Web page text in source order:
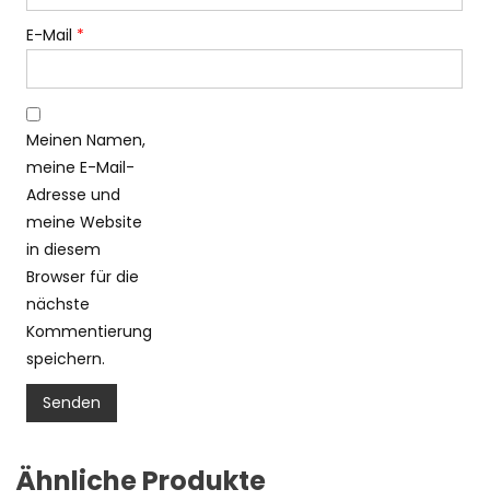
E-Mail *
Meinen Namen,
meine E-Mail-
Adresse und
meine Website
in diesem
Browser für die
nächste
Kommentierung
speichern.
Ähnliche Produkte